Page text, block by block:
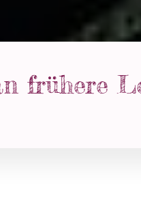
frühere